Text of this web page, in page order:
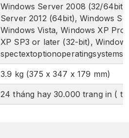
Windows Server 2008 (32/
Server 2012 (64bit), Windows
Windows Vista, Windows XP
XP SP3 or later (32-bit),
3.9 kg (375‎ x 347 x 179 mm)
24 tháng hay 30.000 trang in (